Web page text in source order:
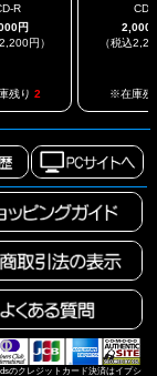
R
円
円）
残り 2
CD
2,000
（税込
※在庫残
のクレジットカード決済はイプシ